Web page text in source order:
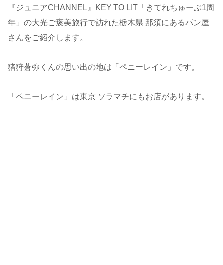
『ジュニアCHANNEL』KEY TO LIT「きてれちゅーぶ1周
年」の大光ご褒美旅行で訪れた栃木県 那須にあるパン屋
さんをご紹介します。
猪狩蒼弥くんの思い出の地は「ペニーレイン」です。
「ペニーレイン」は東京 ソラマチにもお店があります。